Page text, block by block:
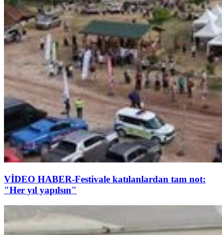
VİDEO HABER-Festivale katılanlardan tam not:
"Her yıl yapılsın"